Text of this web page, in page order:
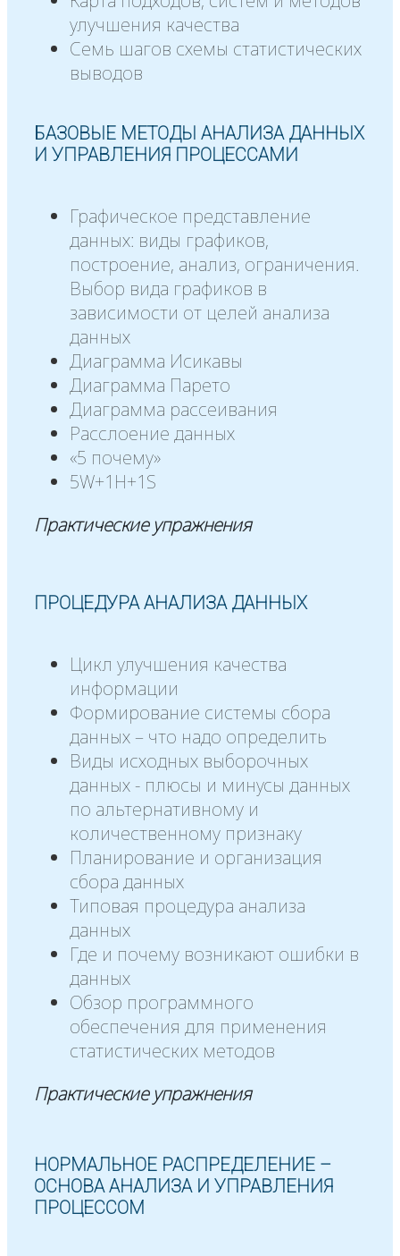
улучшения качества
Семь шагов схемы статистических
выводов
БАЗОВЫЕ МЕТОДЫ АНАЛИЗА ДАННЫХ
И УПРАВЛЕНИЯ ПРОЦЕССАМИ
Графическое представление
данных: виды графиков,
построение, анализ, ограничения.
Выбор вида графиков в
зависимости от целей анализа
данных
Диаграмма Исикавы
Диаграмма Парето
Диаграмма рассеивания
Расслоение данных
«5 почему»
5W+1H+1S
Практические упражнения
ПРОЦЕДУРА АНАЛИЗА ДАННЫХ
Цикл улучшения качества
информации
Формирование системы сбора
данных – что надо определить
Виды исходных выборочных
данных - плюсы и минусы данных
по альтернативному и
количественному признаку
Планирование и организация
сбора данных
Типовая процедура анализа
данных
Где и почему возникают ошибки в
данных
Обзор программного
обеспечения для применения
статистических методов
Практические упражнения
НОРМАЛЬНОЕ РАСПРЕДЕЛЕНИЕ –
ОСНОВА АНАЛИЗА И УПРАВЛЕНИЯ
ПРОЦЕССОМ